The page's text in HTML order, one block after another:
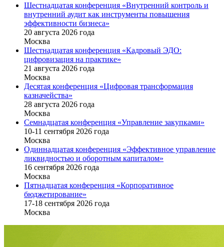
Шестнадцатая конференция «Внутренний контроль и
внутренний аудит как инструменты повышения
эффективности бизнеса»
20 августа 2026 года
Москва
Шестнадцатая конференция «Кадровый ЭДО:
цифровизация на практике»
21 августа 2026 года
Москва
Десятая конференция «Цифровая трансформация
казначейства»
28 августа 2026 года
Москва
Семнадцатая конференция «Управление закупками»
10-11 сентября 2026 года
Москва
Одиннадцатая конференция «Эффективное управление
ликвидностью и оборотным капиталом»
16 cентября 2026 года
Москва
Пятнадцатая конференция «Корпоративное
бюджетирование»
17-18 сентября 2026 года
Москва